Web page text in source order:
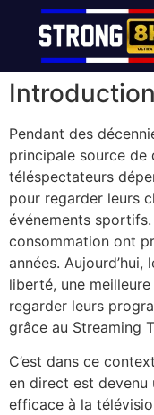
Introduction
Pendant des
principale source de
téléspectateurs
pour regarder leurs
événements
consommation ont
années.
liberté, une
regarder leurs
grâce au Streaming
C’est dans ce
en direct est devenu
efficace à la